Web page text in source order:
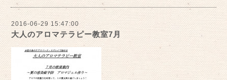
2016-06-29 15:47:00
大人のアロマテラピー教室7月